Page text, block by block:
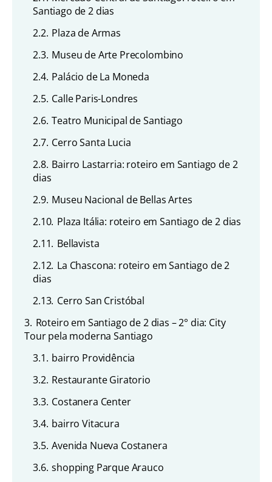
Santiago de 2 dias
2.2. Plaza de Armas
2.3. Museu de Arte Precolombino
2.4. Palácio de La Moneda
2.5. Calle Paris-Londres
2.6. Teatro Municipal de Santiago
2.7. Cerro Santa Lucia
2.8. Bairro Lastarria: roteiro em Santiago de 2
dias
2.9. Museu Nacional de Bellas Artes
2.10. Plaza Itália: roteiro em Santiago de 2 dias
2.11. Bellavista
2.12. La Chascona: roteiro em Santiago de 2
dias
2.13. Cerro San Cristóbal
3. Roteiro em Santiago de 2 dias – 2° dia: City
Tour pela moderna Santiago
3.1. bairro Providência
3.2. Restaurante Giratorio
3.3. Costanera Center
3.4. bairro Vitacura
3.5. Avenida Nueva Costanera
3.6. shopping Parque Arauco